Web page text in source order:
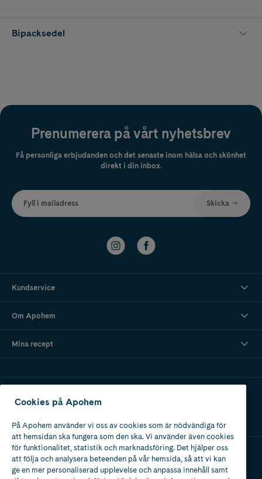
Bipacksedel
Prenumerera på vårt nyhetsbrev
Få personliga erbjudanden och det senaste inom hälsa och skönhet
direkt i din inbox.
Fyll i mailadress Skicka
Kundservice
Om Apohem
Mina recept
Apotek med tillstånd
av Läkemedelsverket
Cookies på Apohem
På Apohem använder vi oss av cookies som är nödvändiga för
att hemsidan ska fungera som den ska. Vi använder även cookies
för funktionalitet, statistik och marknadsföring. Det hjälper oss
att följa och analysera beteenden på vår hemsida, så att vi kan
ge en mer personaliserad upplevelse och anpassa innehåll samt